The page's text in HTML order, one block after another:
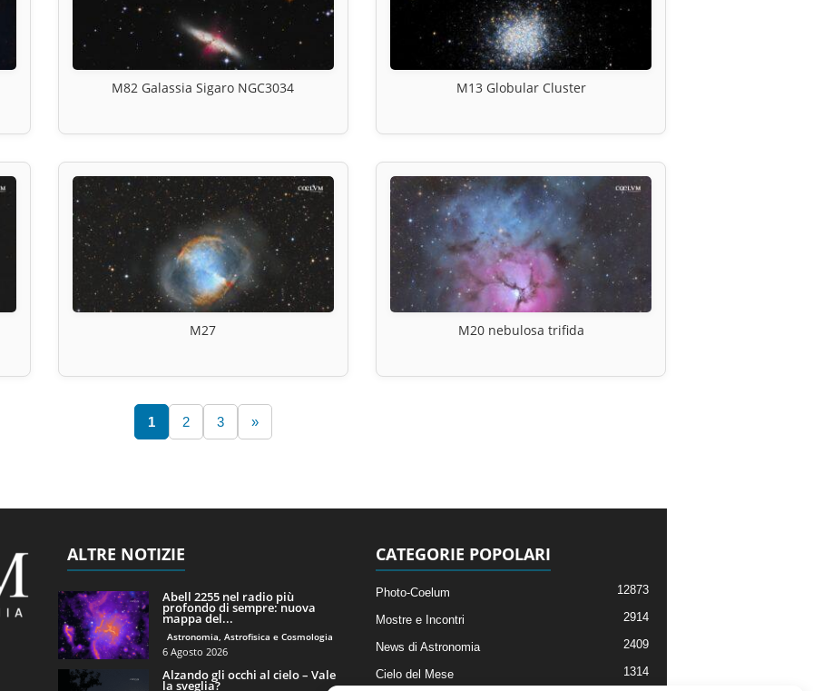
M82 Galassia Sigaro NGC3034 M13 Globular Cluster
M27 M20 nebulosa trifida
1 2 3 »
ALTRE NOTIZIE
Abell 2255 nel radio più
profondo di sempre: nuova
mappa del...
Astronomia, Astrofisica e Cosmologia
6 Agosto 2026
Alzando gli occhi al cielo – Vale
la sveglia?
CATEGORIE POPOLARI
Photo-Coelum 12873
Mostre e Incontri 2914
News di Astronomia 2409
Cielo del Mese 1314